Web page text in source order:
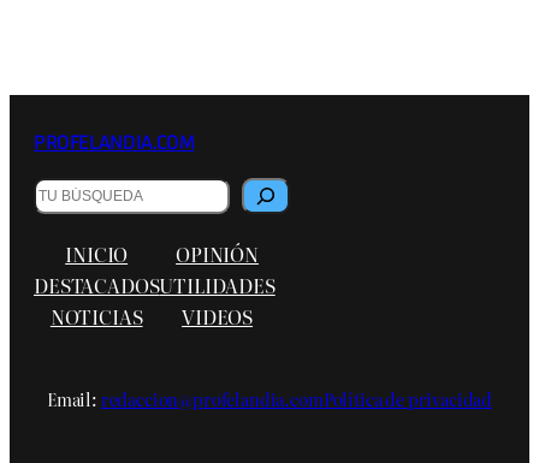
PROFELANDIA.COM
Buscar
INICIO
DESTACADOS
NOTICIAS
OPINIÓN
UTILIDADES
VIDEOS
Email:redaccion@profelandia.comPolítica de privacidad